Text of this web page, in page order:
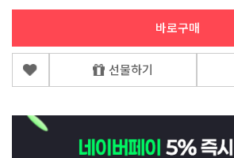
바로구매
선물하기